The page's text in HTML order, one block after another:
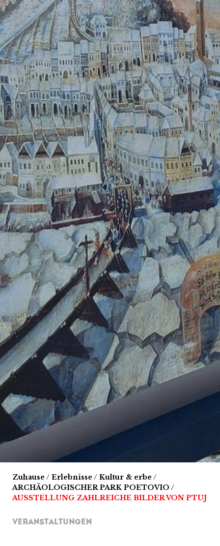
Zuhause/ Erlebnisse/ Kultur & erbe/
ARCHÄOLOGISCHER PARK POETOVIO /
AUSSTELLUNG ZAHLREICHE BILDER VON PTUJ
VERANSTALTUNGEN